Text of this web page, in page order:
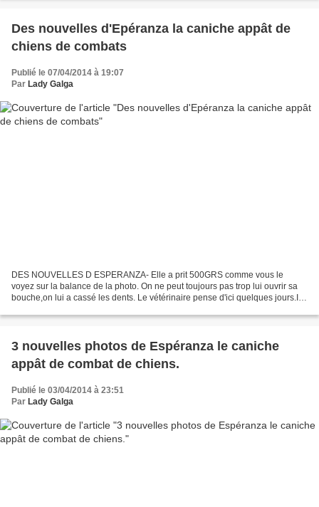
Des nouvelles d'Epéranza la caniche appât de
chiens de combats
Publié le 07/04/2014 à 19:07
Par Lady Galga
DES NOUVELLES D ESPERANZA- Elle a prit 500GRS comme vous le
voyez sur la balance de la photo. On ne peut toujours pas trop lui ouvrir sa
bouche,on lui a cassé les dents. Le vétérinaire pense d'ici quelques jours.Il y
3 nouvelles photos de Espéranza le caniche
appât de combat de chiens.
Publié le 03/04/2014 à 23:51
Par Lady Galga